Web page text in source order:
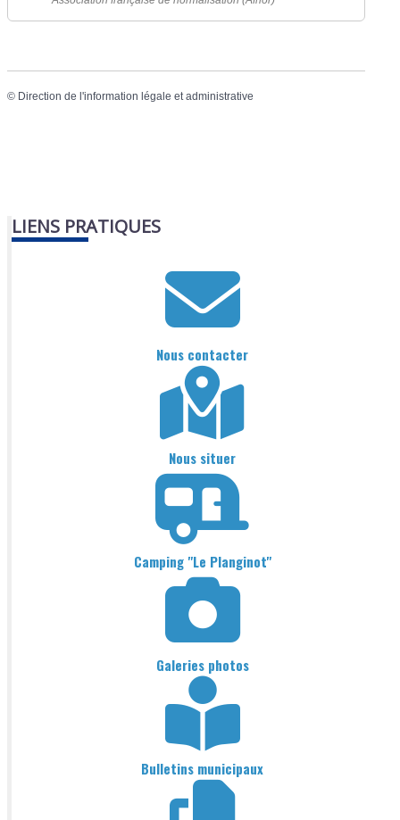
© Direction de l'information légale et administrative
LIENS PRATIQUES
Nous contacter
Nous situer
Camping "Le Planginot"
Galeries photos
Bulletins municipaux